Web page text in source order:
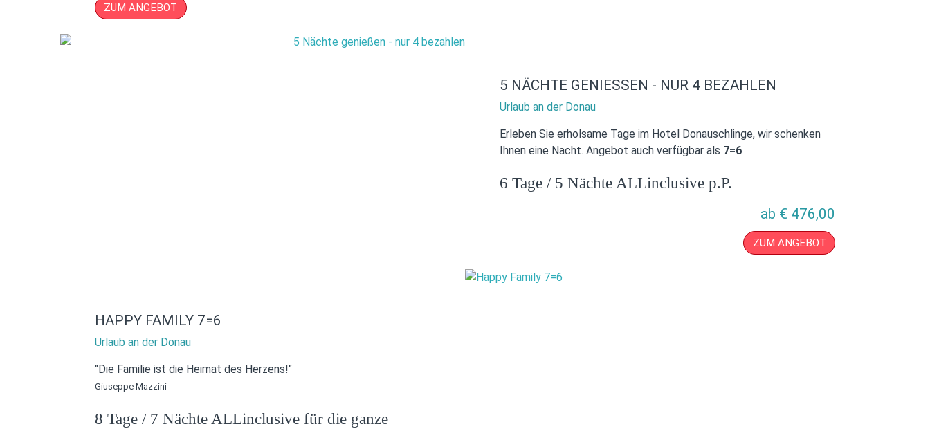
ZUM ANGEBOT
5 NÄCHTE GENIESSEN - NUR 4 BEZAHLEN
Urlaub an der Donau
Erleben Sie erholsame Tage im Hotel Donauschlinge, wir schenken
Ihnen eine Nacht. Angebot auch verfügbar als 7=6
6 Tage / 5 Nächte ALLinclusive p.P.
ab € 476,00
ZUM ANGEBOT
HAPPY FAMILY 7=6
Urlaub an der Donau
"Die Familie ist die Heimat des Herzens!"
Giuseppe Mazzini
8 Tage / 7 Nächte ALLinclusive für die ganze